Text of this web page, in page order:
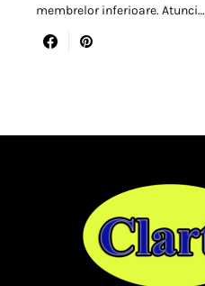
membrelor inferioare. Atunci…